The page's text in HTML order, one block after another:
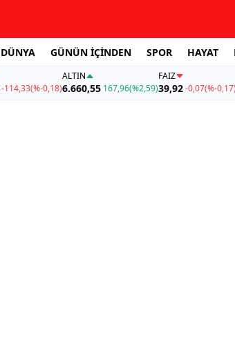
DÜNYA GÜNÜN İÇİNDEN SPOR HAYAT
-114,33(%-0,18)
ALTIN
6.660,55 167,96(%2,59)
FAİZ
39,92-0,07(%-0,17)